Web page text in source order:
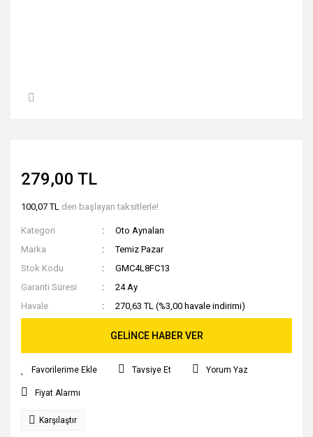
279,00 TL
100,07 TL den başlayan taksitlerle!
Kategori
Oto Aynaları
Marka
Temiz Pazar
Stok Kodu
GMC4L8FC13
Garanti Süresi
24 Ay
Havale
270,63 TL (%3,00 havale indirimi)
GELİNCE HABER VER
Tavsiye Et Yorum Yaz
Fiyat Alarmı
Karşılaştır